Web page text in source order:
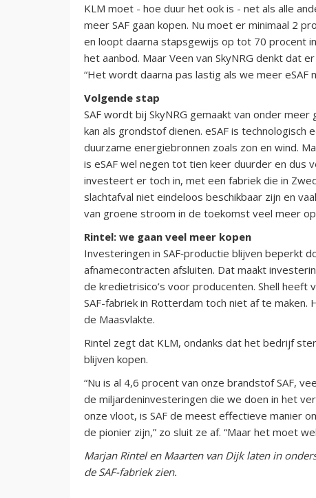
KLM moet - hoe duur het ook is - net als alle
meer SAF gaan kopen. Nu moet er minimaal 2
en loopt daarna stapsgewijs op tot 70 procent
het aanbod. Maar Veen van SkyNRG denkt dat
“Het wordt daarna pas lastig als we meer eSAF
Volgende stap
SAF wordt bij SkyNRG gemaakt van onder
kan als grondstof dienen. eSAF is
duurzame energiebronnen zoals zon en wind.
is eSAF wel negen tot tien keer duurder en dus
investeert er toch in, met een fabriek die in
slachtafval niet eindeloos beschikbaar zijn en
van groene stroom in de toekomst veel meer
Rintel: we gaan veel meer kopen
Investeringen in SAF‑productie blijven beperkt
afnamecontracten afsluiten. Dat maakt
de kredietrisico’s voor producenten. Shell
SAF-fabriek in Rotterdam toch niet af te
de Maasvlakte.
Rintel zegt dat KLM, ondanks dat het bedrijf
blijven kopen.
“Nu is al 4,6 procent van onze brandstof SAF,
de miljardeninvesteringen die we doen in het
onze vloot, is SAF de meest effectieve manier
de pionier zijn,” zo sluit ze af. “Maar het moet
Marjan Rintel en Maarten van Dijk laten in
de SAF-fabriek zien.